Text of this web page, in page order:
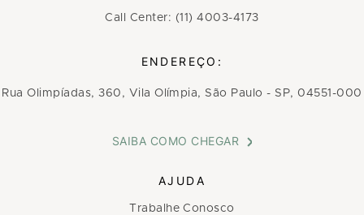
Call Center: (11) 4003-4173
ENDEREÇO:
Rua Olimpíadas, 360, Vila Olímpia, São Paulo - SP, 04551-000
SAIBA COMO CHEGAR
AJUDA
Trabalhe Conosco